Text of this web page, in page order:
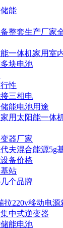
能
整套生产厂家
一体机家用室
块电池
性
三相电
能电池用途
用太阳能一体
器厂家
夫混合能源5g
备价格
站
个品牌
拉220v移动电源
中式逆变器
能电池